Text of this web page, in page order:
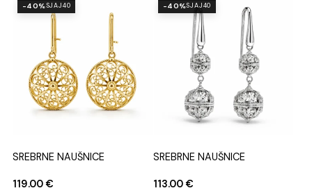
SREBRNE NAUŠNICE
119.00€
-40%SJAJ40
SREBRNE NAUŠNICE
113.00€
-40%SJAJ40